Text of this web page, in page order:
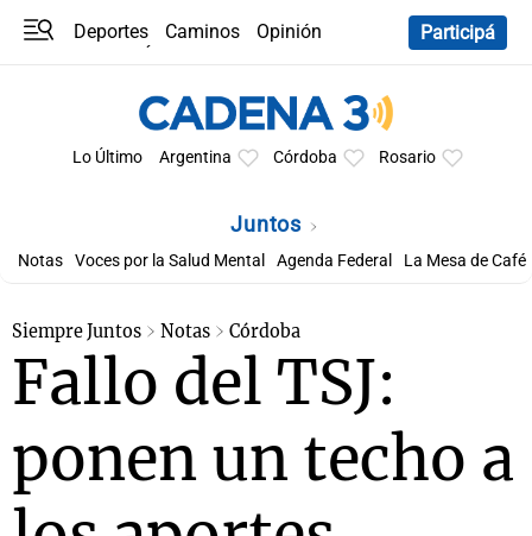
Deportes Caminos
Opinión
Participá
Lo Último Argentina Córdoba Rosario
Juntos
Notas Voces por la Salud Mental Agenda Federal La Mesa de Café
Siempre Juntos Notas Córdoba
Fallo del TSJ:
ponen un techo a